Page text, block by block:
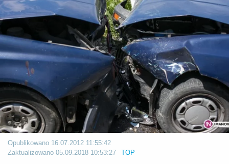
Opublikowano 16.07.2012 11:55:42
Zaktualizowano 05.09.2018 10:53:27 TOP